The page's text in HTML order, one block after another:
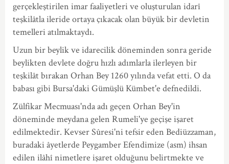
gerçekleştirilen imar faaliyetleri ve oluşturulan idarî
teşkilâtla ileride ortaya çıkacak olan büyük bir devletin
temelleri atılmaktaydı.
Uzun bir beylik ve idarecilik döneminden sonra geride
beylikten devlete doğru hızlı adımlarla ilerleyen bir
teşkilât bırakan Orhan Bey 1260 yılında vefat etti. O da
babası gibi Bursa'daki Gümüşlü Kümbet'e defnedildi.
Zülfikar Mecmuası'nda adı geçen Orhan Bey'in
döneminde meydana gelen Rumeli'ye geçişe işaret
edilmektedir. Kevser Sûresi'ni tefsir eden Bediüzzaman,
buradaki âyetlerde Peygamber Efendimize (asm) ihsan
edilen ilâhî nimetlere işaret olduğunu belirtmekte ve